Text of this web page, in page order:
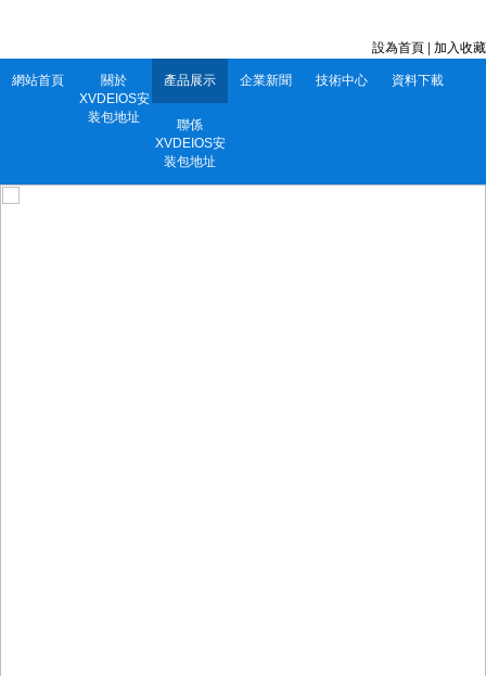
設為首頁 加入收藏
網站首頁
關於
XVDEIOS安
装包地址
產品展示 企業新聞 技術中心 資料下載
聯係
XVDEIOS安
装包地址